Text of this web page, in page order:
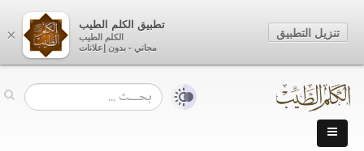
×
تطبيق الكلم الطيب
الكلم الطيب
مجاني - بدون إعلانات
تنزيل التطبيق